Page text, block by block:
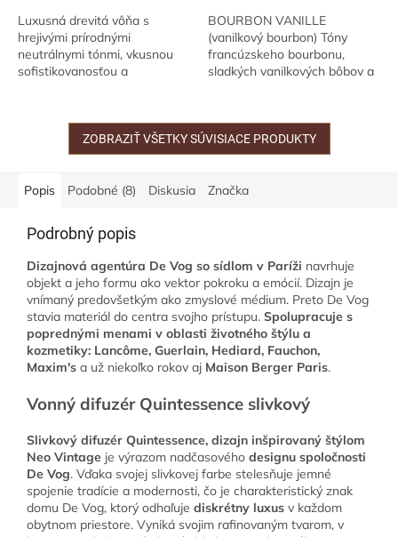
Luxusná drevitá vôňa s
hrejivými prírodnými
neutrálnymi tónmi, vkusnou
sofistikovanosťou a
nastaviteľný difuzér do...
BOURBON VANILLE
(vanilkový bourbon) Tóny
francúzskeho bourbonu,
sladkých vanilkových bôbov a
dekadencie francúzskej...
ZOBRAZIŤ VŠETKY SÚVISIACE PRODUKTY
Popis Podobné (8) Diskusia Značka
Podrobný popis
Dizajnová agentúra De Vog so sídlom v Paríži navrhuje
objekt a jeho formu ako vektor pokroku a emócií. Dizajn je
vnímaný predovšetkým ako zmyslové médium. Preto De Vog
stavia materiál do centra svojho prístupu. Spolupracuje s
poprednými menami v oblasti životného štýlu a
kozmetiky: Lancôme, Guerlain, Hediard, Fauchon,
Maxim's a už niekoľko rokov aj Maison Berger Paris.
Vonný difuzér Quintessence slivkový
Slivkový difuzér Quintessence, dizajn inšpirovaný štýlom
Neo Vintage je výrazom nadčasového designu spoločnosti
De Vog. Vďaka svojej slivkovej farbe stelesňuje jemné
spojenie tradície a modernosti, čo je charakteristický znak
domu De Vog, ktorý odhaľuje diskrétny luxus v každom
obytnom priestore. Vyniká svojim rafinovaným tvarom, v